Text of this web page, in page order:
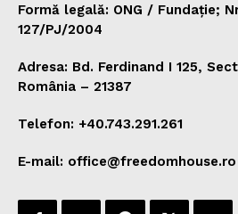
Formă legală: ONG / Fundație;
127/PJ/2004
Adresa: Bd. Ferdinand I 125,
România – 21387
Telefon: +40.743.291.261
E-mail: office@freedomhouse.ro